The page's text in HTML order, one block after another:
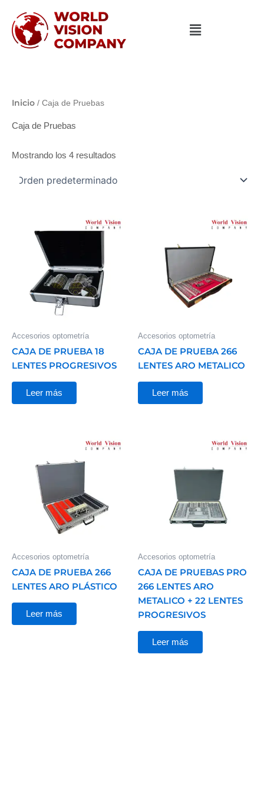
contenido
Inicio / Caja de Pruebas
Caja de Pruebas
Mostrando los 4 resultados
Accesorios optometría
CAJA DE PRUEBA 18
LENTES PROGRESIVOS
Leer más
Accesorios optometría
CAJA DE PRUEBA 266
LENTES ARO METALICO
Leer más
Accesorios optometría
CAJA DE PRUEBA 266
LENTES ARO PLÁSTICO
Leer más
Accesorios optometría
CAJA DE PRUEBAS PRO
266 LENTES ARO
METALICO + 22 LENTES
PROGRESIVOS
Leer más